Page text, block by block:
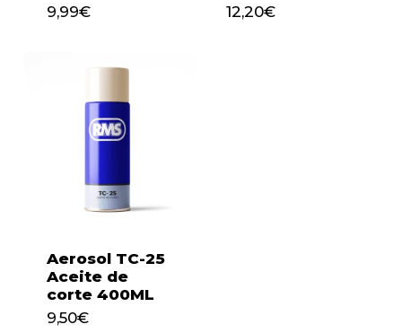
No hay productos en el
9,99€
12,20€
Aerosol TC-25
Aceite de
corte 400ML
9,50€
9,50€